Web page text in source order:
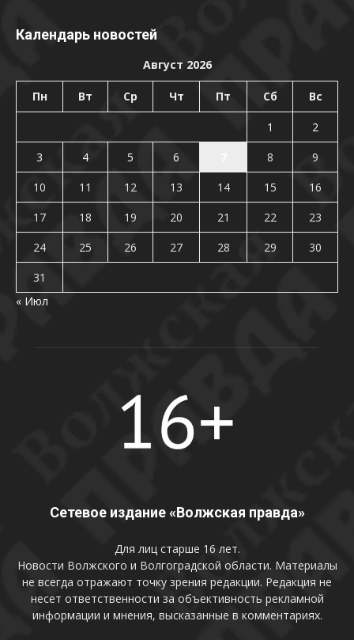
Календарь новостей
Август 2026
Пн Вт Ср Чт Пт Сб Вс
1
2
3
4 5 6 8
9
10
11 12 13 14 15
16
17
18 19 20 21 22
23
24
25 26 27 28 29
30
31
« Июл
Сетевое издание «Волжская правда»
Для лиц старше 16 лет.
Новости Волжского и Волгоградской области. Материалы
не всегда отражают точку зрения редакции. Редакция не
несет ответственности за объективность рекламной
информации и мнения, высказанные в комментариях.